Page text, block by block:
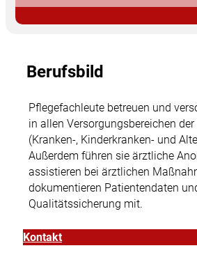
Berufsbild
Pflegefachleute betreuen und
in allen Versorgungsbereichen der
(Kranken-, Kinderkranken- und
Außerdem führen sie ärztliche
assistieren bei ärztlichen
dokumentieren Patientendaten
Qualitätssicherung mit.
Kontakt